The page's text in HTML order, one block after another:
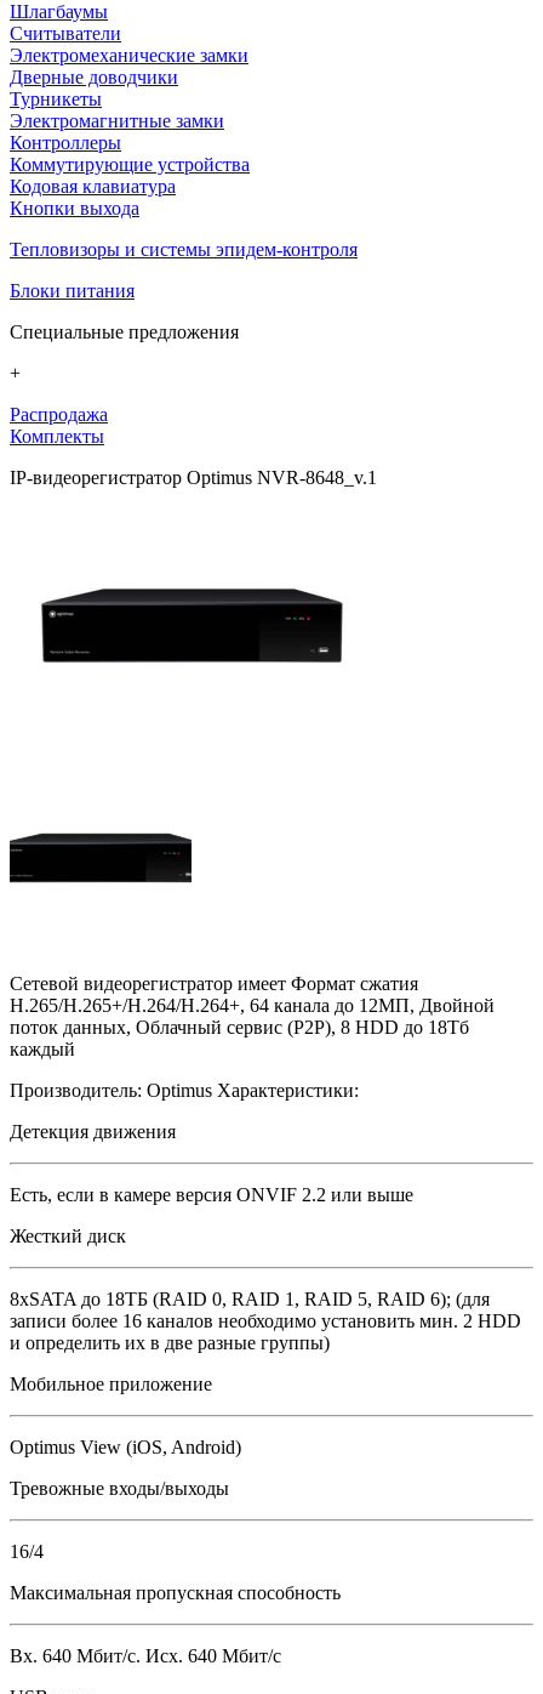
Шлагбаумы
Считыватели
Электромеханические замки
Дверные доводчики
Турникеты
Электромагнитные замки
Контроллеры
Коммутирующие устройства
Кодовая клавиатура
Кнопки выхода
Тепловизоры и системы эпидем-контроля
Блоки питания
Специальные предложения
+
Распродажа
Комплекты
IP-видеорегистратор Optimus NVR-8648_v.1
Сетевой видеорегистратор имеет Формат сжатия
H.265/H.265+/H.264/H.264+, 64 канала до 12МП, Двойной
поток данных, Облачный сервис (P2P), 8 HDD до 18Тб
каждый
Производитель: Optimus Характеристики:
Детекция движения
Есть, если в камере версия ONVIF 2.2 или выше
Жесткий диск
8хSATA до 18ТБ (RAID 0, RAID 1, RAID 5, RAID 6); (для
записи более 16 каналов необходимо установить мин. 2 HDD
и определить их в две разные группы)
Мобильное приложение
Optimus View (iOS, Android)
Тревожные входы/выходы
16/4
Максимальная пропускная способность
Вх. 640 Мбит/с. Исх. 640 Мбит/с